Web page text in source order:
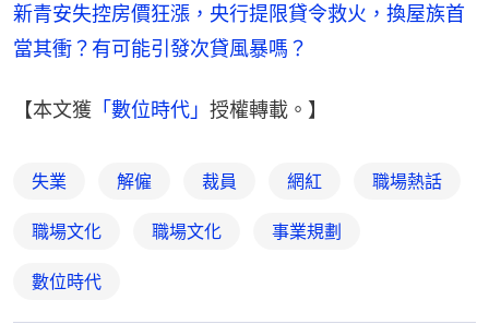
新青安失控房價狂漲，央行提限貸令救火，換屋族首
當其衝？有可能引發次貸風暴嗎？
【本文獲 「數位時代」 授權轉載。】
失業 解僱 裁員 網紅 職場熱話
職場文化 職場文化 事業規劃
數位時代